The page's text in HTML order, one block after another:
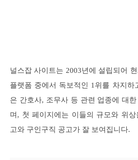
널스잡 사이트는 2003년에 설립되어
플랫폼 중에서 독보적인 1위를 차지하
은 간호사, 조무사 등 관련 업종에 대
며, 첫 페이지에는 이들의 규모와 위
고와 구인구직 공고가 잘 보여집니다.